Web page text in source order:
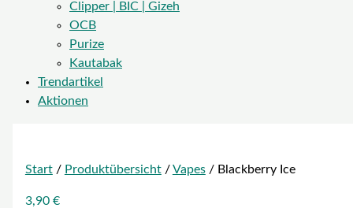
Clipper | BIC | Gizeh
OCB
Purize
Kautabak
Trendartikel
Aktionen
Start/ Produktübersicht/ Vapes/ Blackberry Ice
3,90 €